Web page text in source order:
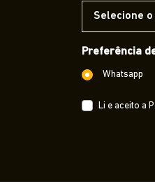
Preferência
Whatsapp
Li e aceito a